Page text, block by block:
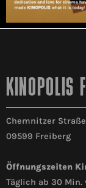
KINOPOLIS
Chemnitzer Straße
09599 Freiberg
Öffnungszeiten
Täglich ab 30